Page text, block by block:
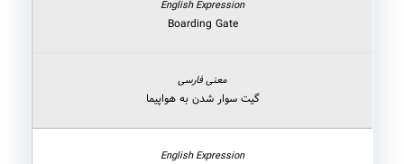
Boarding Gate
گیت سوار شدن به هواپیما